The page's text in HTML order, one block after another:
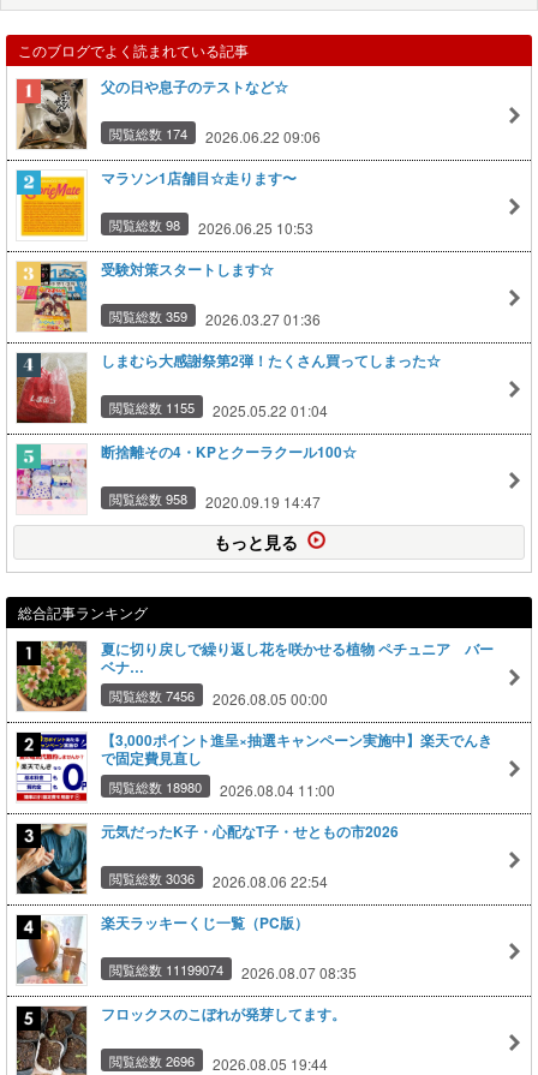
このブログでよく読まれている記事
父の日や息子のテストなど☆
閲覧総数 174 2026.06.22 09:06
マラソン1店舗目☆走ります〜
閲覧総数 98 2026.06.25 10:53
受験対策スタートします☆
閲覧総数 359 2026.03.27 01:36
しまむら大感謝祭第2弾！たくさん買ってしまった☆
閲覧総数 1155 2025.05.22 01:04
断捨離その4・KPとクーラクール100☆
閲覧総数 958 2020.09.19 14:47
もっと見る
総合記事ランキング
夏に切り戻しで繰り返し花を咲かせる植物 ペチュニア バー
ベナ…
閲覧総数 7456 2026.08.05 00:00
【3,000ポイント進呈×抽選キャンペーン実施中】楽天でんき
で固定費見直し
閲覧総数 18980 2026.08.04 11:00
元気だったK子・心配なT子・せともの市2026
閲覧総数 3036 2026.08.06 22:54
楽天ラッキーくじ一覧（PC版）
閲覧総数 11199074 2026.08.07 08:35
フロックスのこぼれが発芽してます。
閲覧総数 2696 2026.08.05 19:44